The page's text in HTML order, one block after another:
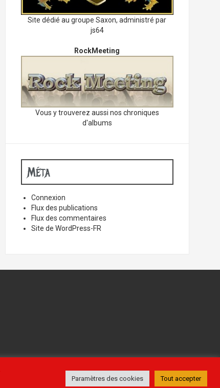
Site dédié au groupe Saxon, administré par
js64
RockMeeting
Vous y trouverez aussi nos chroniques
d'albums
Méta
Connexion
Flux des publications
Flux des commentaires
Site de WordPress-FR
Paramètres des cookies Tout accepter